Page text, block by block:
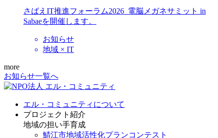
さばえIT推進フォーラム2026_電脳メガネサミット in
Sabaeを開催します。
お知らせ
地域 × IT
more
お知らせ一覧へ
エル・コミュニティについて
プロジェクト紹介
地域の担い手育成
鯖江市地域活性化プランコンテスト